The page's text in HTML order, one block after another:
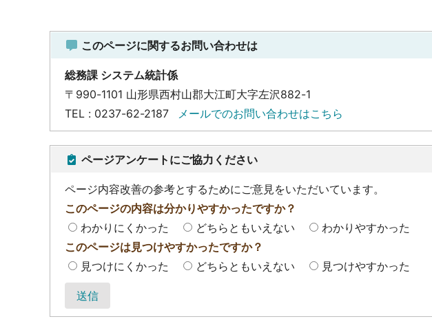
このページに関するお問い合わせは
総務課 システム統計係
〒990-1101 山形県西村山郡大江町大字左沢882-1
TEL : 0237-62-2187
メールでのお問い合わせはこちら
ページアンケートにご協力ください
ページ内容改善の参考とするためにご意見をいただいています。
このページの内容は分かりやすかったですか？
わかりにくかった
どちらともいえない
わかりやすかった
このページは見つけやすかったですか？
見つけにくかった
どちらともいえない 見つけやすかった
送信